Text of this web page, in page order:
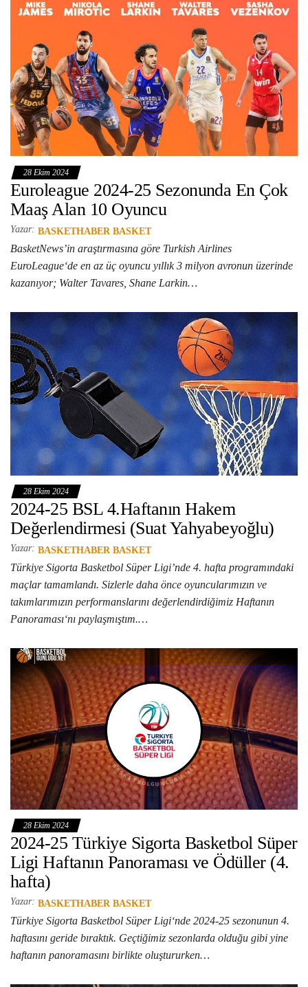
28 Ekim 2024
Euroleague 2024-25 Sezonunda En Çok
Maaş Alan 10 Oyuncu
Yazar: BASKETHABER BASKET
BasketNews’in araştırmasına göre Turkish Airlines
EuroLeague‘de en az üç oyuncu yıllık 3 milyon avronun üzerinde
kazanıyor; Walter Tavares, Shane Larkin…
28 Ekim 2024
2024-25 BSL 4.Haftanın Hakem
Değerlendirmesi (Suat Yahyabeyoğlu)
Yazar: BASKETHABER BASKET
Türkiye Sigorta Basketbol Süper Ligi’nde 4. hafta programındaki
maçlar tamamlandı. Sizlerle daha önce oyuncularımızın ve
takımlarımızın performanslarını değerlendirdiğimiz Haftanın
Panoraması‘nı paylaşmıştım.…
28 Ekim 2024
2024-25 Türkiye Sigorta Basketbol Süper
Ligi Haftanın Panoraması ve Ödüller (4.
hafta)
Yazar: BASKETHABER BASKET
Türkiye Sigorta Basketbol Süper Ligi‘nde 2024-25 sezonunun 4.
haftasını geride bıraktık. Geçtiğimiz sezonlarda olduğu gibi yine
haftanın panoramasını birlikte oluştururken…